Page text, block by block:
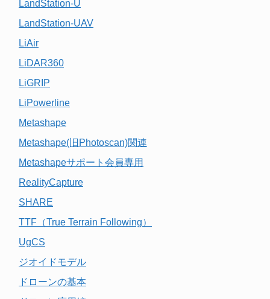
LandStation-U
LandStation-UAV
LiAir
LiDAR360
LiGRIP
LiPowerline
Metashape
Metashape(旧Photoscan)関連
Metashapeサポート会員専用
RealityCapture
SHARE
TTF（True Terrain Following）
UgCS
ジオイドモデル
ドローンの基本